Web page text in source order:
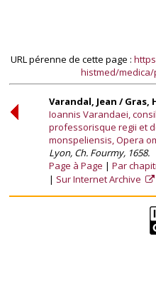
URL pérenne de cette page :
histmed/medica/
Varandal, Jean / Gras,
Ioannis Varandaei,
professorisque regii et
monspeliensis, Opera
Lyon, Ch. Fourmy, 1658.
Page à Page
Par
Sur Internet Archive